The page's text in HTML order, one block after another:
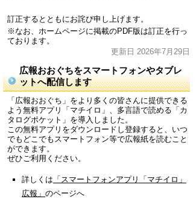
訂正するとともにお詫び申し上げます。
※なお、ホームページに掲載のPDF版は訂正を行っ
ております。
更新日 2026年7月29日
広報おおぐちをスマートフォンやタブレ
ットへ配信します
「広報おおぐち」をより多くの皆さんに提供できる
よう無料アプリ「マチイロ」、多言語で読める「カ
タログポケット」を導入しました。
この無料アプリをダウンロードし登録すると、いつ
でもどこでもスマートフォン等で広報紙を読むこと
ができます。
ぜひご利用ください。
詳しくは 「スマートフォンアプリ「マチイロ」
広報」 のページへ